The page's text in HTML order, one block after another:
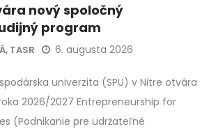
nový spoločný
program
TASR 6. augusta 2026
univerzita (SPU) v Nitre otvára
2026/2027 Entrepreneurship for
(Podnikanie pre udržateľné